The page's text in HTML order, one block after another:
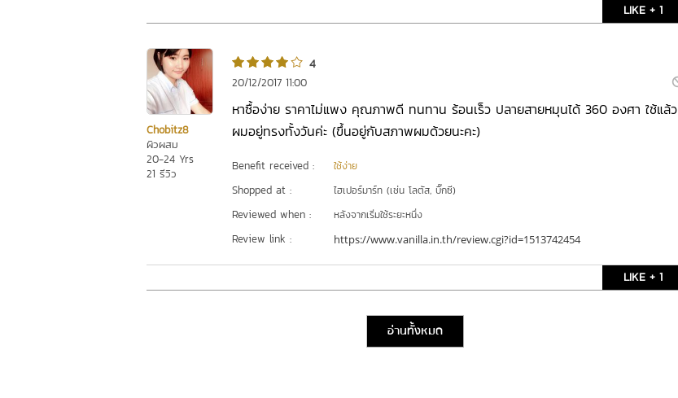
LIKE + 1
Chobitz8
ผิวผสม
20-24 Yrs
21 รีวิว
4
20/12/2017 11:00
หาซื้อง่าย ราคาไม่แพง คุณภาพดี ทนทาน ร้อนเร็ว ปลายสายหมุนได้ 360 องศา ใช้แล้ว
ผมอยู่ทรงทั้งวันค่ะ (ขึ้นอยู่กับสภาพผมด้วยนะคะ)
Benefit received : ใช้ง่าย
Shopped at : ไฮเปอร์มาร์ท (เช่น โลตัส, บิ๊กซี)
Reviewed when : หลังจากเริ่มใช้ระยะหนึ่ง
Review link : https://www.vanilla.in.th/review.cgi?id=1513742454
LIKE + 1
อ่านทั้งหมด